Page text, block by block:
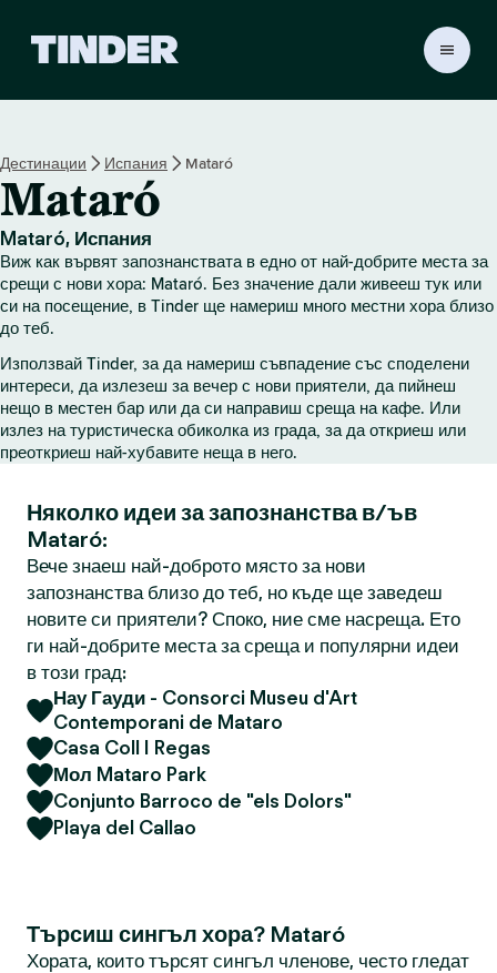
r
а
л
о
Дестинации Испания Mataró
Mataró
Mataró, Испания
Виж как вървят запознанствата в едно от най-добрите места за
срещи с нови хора: Mataró. Без значение дали живееш тук или
си на посещение, в Tinder ще намериш много местни хора близо
до теб.
Използвай Tinder, за да намериш съвпадение със споделени
интереси, да излезеш за вечер с нови приятели, да пийнеш
нещо в местен бар или да си направиш среща на кафе. Или
излез на туристическа обиколка из града, за да откриеш или
преоткриеш най-хубавите неща в него.
Няколко идеи за запознанства в/ъв
Mataró:
Вече знаеш най-доброто място за нови
запознанства близо до теб, но къде ще заведеш
новите си приятели? Споко, ние сме насреща. Ето
ги най-добрите места за среща и популярни идеи
в този град:
Нау Гауди - Consorci Museu d'Art
Contemporani de Mataro
Casa Coll I Regas
Мол Mataro Park
Conjunto Barroco de "els Dolors"
Playa del Callao
Търсиш сингъл хора? Mataró
Хората, които търсят сингъл членове, често гледат